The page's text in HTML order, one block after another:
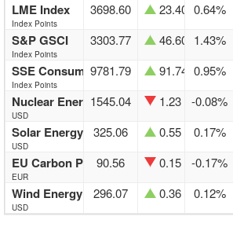
LME Index
Index Points
3698.60 23.40 0.64%
S&P GSCI
Index Points
3303.77 46.60 1.43%
SSE Consume Commodity Index
Index Points
9781.79 91.74 0.95%
Nuclear Energy Index
USD
1545.04 1.23 -0.08%
Solar Energy Index
USD
325.06 0.55 0.17%
EU Carbon Permits
EUR
90.56 0.15 -0.17%
Wind Energy Index
USD
296.07 0.36 0.12%